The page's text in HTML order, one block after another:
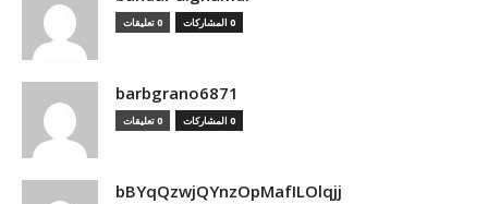
0 المشاركات 0 تعليقات
barbgrano6871
0 المشاركات 0 تعليقات
bBYqQzwjQYnzOpMafILOlqjj